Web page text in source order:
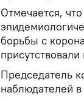
Отмечается,
борьбы с
Председатель
наблюдателей